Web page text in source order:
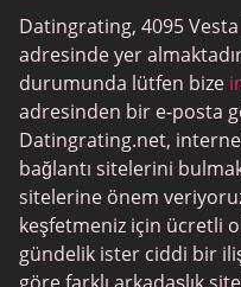
MeetMindful
BDSM Flört
BBPeopleMeet
Şeker Baba Siteleri
JPeopleMeet
Trans Tarihleme
Datingrating, 4095
adresinde yer
durumunda lütfen bize
adresinden bir e-posta
Datingrating.net,
bağlantı sitelerini
sitelerine önem
keşfetmeniz için ücretli
gündelik ister ciddi bir